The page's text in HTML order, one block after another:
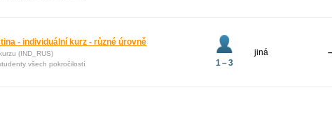
- individuální kurz - různé úrovně
(IND_RUS)
všech pokročilostí
1 – 3
jiná –